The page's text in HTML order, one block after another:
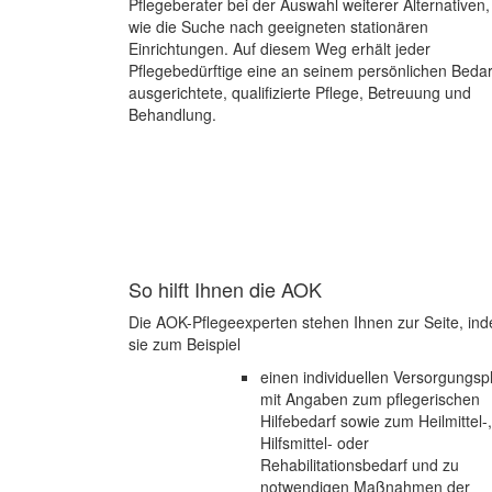
wie die Suche nach geeigneten stationären
Einrichtungen. Auf diesem Weg erhält jeder
Pflegebedürftige eine an seinem persönlichen
ausgerichtete, qualifizierte Pflege, Betreuung und
Behandlung.
So hilft Ihnen die AOK
Die AOK-Pflegeexperten stehen Ihnen zur Seite,
sie zum Beispiel
einen individuellen
mit Angaben zum pflegerischen
Hilfebedarf sowie zum Heilmittel-,
Hilfsmittel- oder
Rehabilitationsbedarf und zu
notwendigen Maßnahmen der